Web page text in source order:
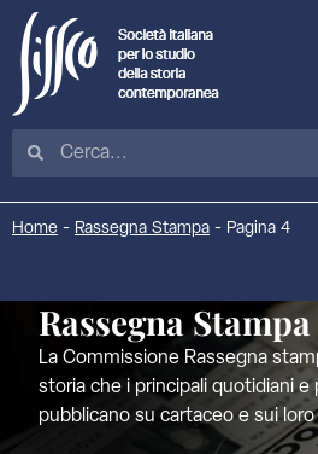
Home - Rassegna Stampa - Pagina 4
Rassegna Stampa
La Commissione Rassegna
storia che i principali quotidiani e
pubblicano su cartaceo e sui